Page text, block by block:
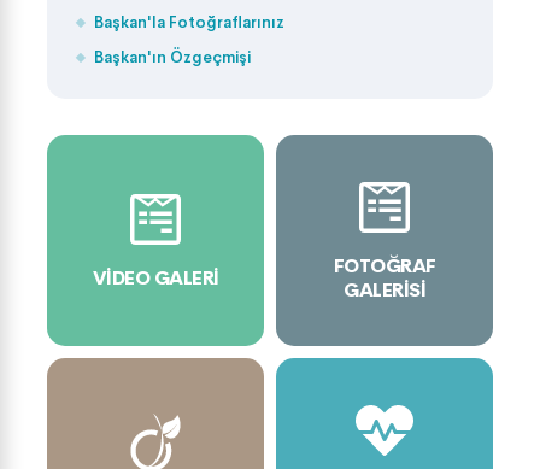
Başkan'la Fotoğraflarınız
Başkan'ın Özgeçmişi
VIDEO GALERI
FOTOĞRAF
GALERISI